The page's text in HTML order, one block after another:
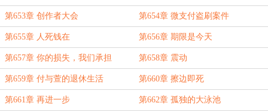
第653章 创作者大会 第654章 微支付盗刷案件
第655章 人死钱在 第656章 期限是今天
第657章 你的损失，我们承担 第658章 震动
第659章 付与萱的退休生活 第660章 擦边即死
第661章 再进一步 第662章 孤独的大泳池